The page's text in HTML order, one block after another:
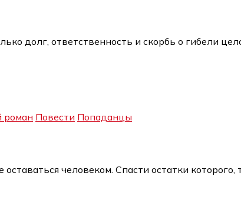
долг, ответственность и скорбь о гибели
роман Повести Попаданцы
человеком. Спасти остатки